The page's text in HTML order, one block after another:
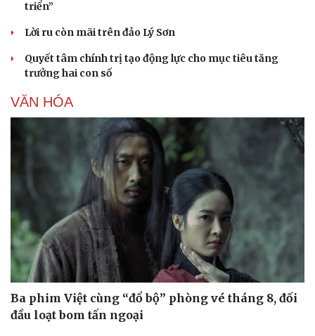
Dinh dưỡng - món ngon
Sản phụ khoa
Làm đẹp - giảm cân
Phòng mạch online
Ăn sạch sống khỏe
triển”
Lời ru còn mãi trên đảo Lý Sơn
Quyết tâm chính trị tạo động lực cho mục tiêu tăng
trưởng hai con số
VĂN HÓA
Ba phim Việt cùng “đổ bộ” phòng vé tháng 8, đối
đầu loạt bom tấn ngoại